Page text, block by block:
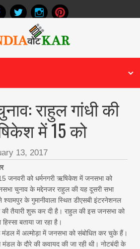
राहुल गांधी की
में 15 को
13, 2017
15 जनवरी को धर्मनगरी ऋषिकेश में जनसभा को
चुनाव के मद्देनजर राहुल की यह दूसरी सभा
के गुमानीवाला स्थित डीएसबी इंटरनेशनल
तैयारी शुरू कर दी है। राहुल की इस जनसभा को
बताया जा रहा है।
मंडल में अल्मोड़ा में जनसभा को संबोधित कर चुके हैं।
के दौरे की कवायद की जा रही थी। नोटबंदी के